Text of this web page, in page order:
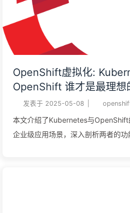
OpenShift虚拟化:
OpenShift 谁才是最理想
发表于 2025-05-08
本文介绍了Kubernetes与OpenShift
企业级应用场景，深入剖析两者的功